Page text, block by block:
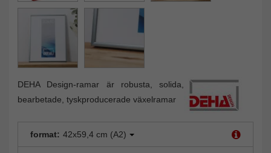
DEHA Design-ramar är robusta, solida,
bearbetade, tyskproducerade växelramar
format: 42x59,4 cm (A2)